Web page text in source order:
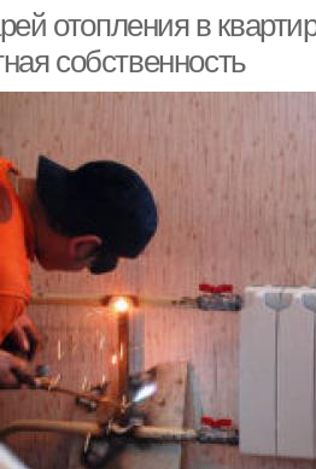
отопления в
собственность